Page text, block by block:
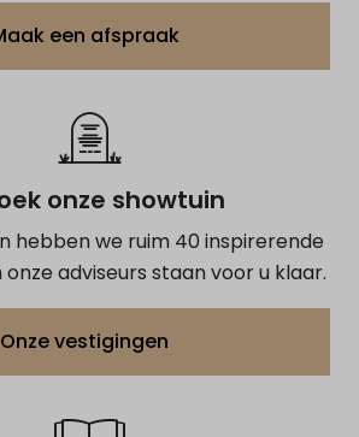
een afspraak
onze showtuin
hebben we ruim 40 inspirerende
adviseurs staan voor u klaar.
Onze vestigingen